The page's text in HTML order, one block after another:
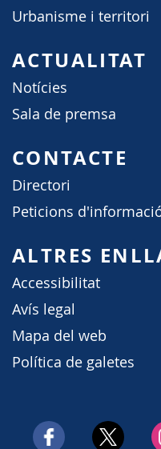
Urbanisme i territori
ACTUALITAT
Notícies
Sala de premsa
CONTACTE
Directori
Peticions
ALTRES
Accessibilitat
Avís legal
Mapa del web
Política de galetes